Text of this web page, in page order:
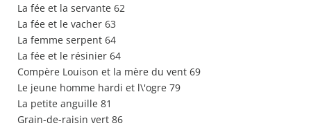
La fée et la servante 62
La fée et le vacher 63
La femme serpent 64
La fée et le résinier 64
Compère Louison et la mère du vent 69
Le jeune homme hardi et l\'ogre 79
La petite anguille 81
Grain-de-raisin vert 86